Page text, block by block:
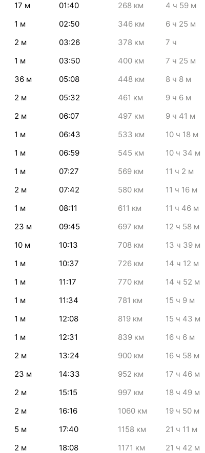
17 м 01:40 268 км 4 ч 59 м
1 м 02:50 346 км 6 ч 25 м
2 м 03:26 378 км 7 ч
1 м 03:50 400 км 7 ч 25 м
36 м 05:08 448 км 8 ч 8 м
2 м 05:32 461 км 9 ч 6 м
2 м 06:07 497 км 9 ч 41 м
1 м 06:43 533 км 10 ч 18 м
1 м 06:59 545 км 10 ч 34 м
1 м 07:27 569 км 11 ч 2 м
2 м 07:42 580 км 11 ч 16 м
1 м 08:11 611 км 11 ч 46 м
23 м 09:45 697 км 12 ч 58 м
10 м 10:13 708 км 13 ч 39 м
1 м 10:37 726 км 14 ч 12 м
1 м 11:17 770 км 14 ч 52 м
1 м 11:34 781 км 15 ч 9 м
1 м 12:08 819 км 15 ч 43 м
1 м 12:31 839 км 16 ч 6 м
2 м 13:24 900 км 16 ч 58 м
23 м 14:33 952 км 17 ч 46 м
2 м 15:15 997 км 18 ч 49 м
2 м 16:16 1060 км 19 ч 50 м
5 м 17:40 1158 км 21 ч 11 м
2 м 18:08 1171 км 21 ч 42 м